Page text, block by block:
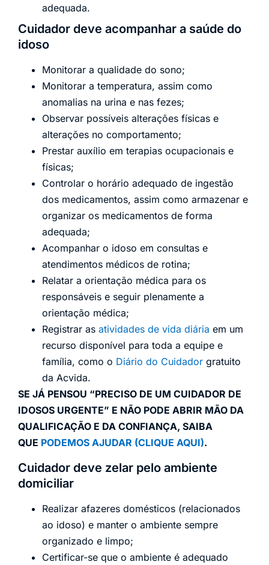
adequada.
Cuidador deve acompanhar a saúde do
idoso
Monitorar a qualidade do sono;
Monitorar a temperatura, assim como
anomalias na urina e nas fezes;
Observar possíveis alterações físicas e
alterações no comportamento;
Prestar auxílio em terapias ocupacionais e
físicas;
Controlar o horário adequado de ingestão
dos medicamentos, assim como armazenar e
organizar os medicamentos de forma
adequada;
Acompanhar o idoso em consultas e
atendimentos médicos de rotina;
Relatar a orientação médica para os
responsáveis e seguir plenamente a
orientação médica;
Registrar as atividades de vida diária em um
recurso disponível para toda a equipe e
família, como o Diário do Cuidador gratuito
da Acvida.
SE JÁ PENSOU “PRECISO DE UM CUIDADOR DE
IDOSOS URGENTE” E NÃO PODE ABRIR MÃO DA
QUALIFICAÇÃO E DA CONFIANÇA, SAIBA
QUE PODEMOS AJUDAR (CLIQUE AQUI).
Cuidador deve zelar pelo ambiente
domiciliar
Realizar afazeres domésticos (relacionados
ao idoso) e manter o ambiente sempre
organizado e limpo;
Certificar-se que o ambiente é adequado